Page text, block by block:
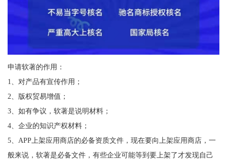
申请软著的作用：
1、对产品有宣传作用；
2、版权贸易增值；
3、如有争议，软著是说明材料；
4、企业的知识产权材料；
5、APP上架应用商店的必备资质文件，现在要向上架应用商店，一
般来说，软著是必备文件，有些企业可能等到要上架了才发现自己